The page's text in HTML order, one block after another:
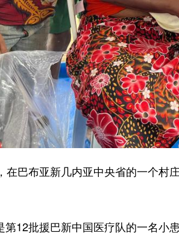
巴布亚新几内亚中央省的一个村
批援巴新中国医疗队的一名小患